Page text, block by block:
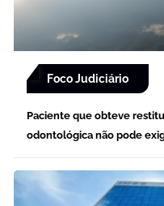
Foco Judiciário
Paciente que obteve
odontológica não pode